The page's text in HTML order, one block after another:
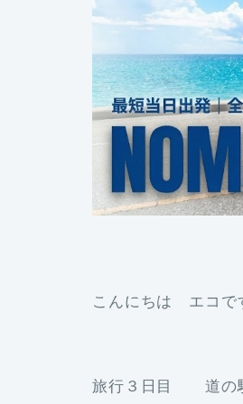
こんにちは エコで
旅行３日目 道の駅